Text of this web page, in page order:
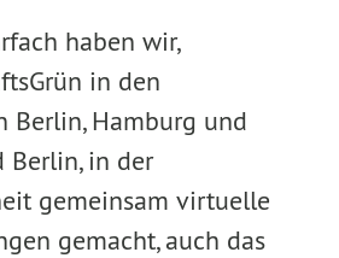
haben wir,
in den
Berlin, Hamburg und
Berlin, in der
gemeinsam virtuelle
gemacht, auch das